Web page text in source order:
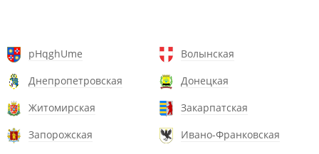
pHqghUme
Волынская
Днепропетровская
Донецкая
Житомирская
Закарпатская
Запорожская
Ивано-Франковская